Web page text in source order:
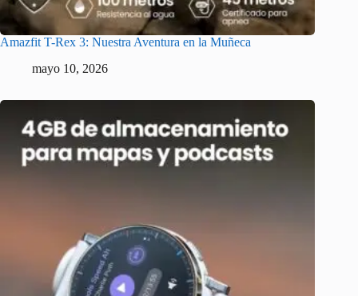
Amazfit T-Rex 3: Nuestra Aventura en la Muñeca
mayo 10, 2026